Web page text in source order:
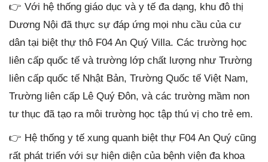
👉 Với hệ thống giáo dục và y tế đa dạng, khu đô thị
Dương Nội đã thực sự đáp ứng mọi nhu cầu của cư
dân tại biệt thự thô F04 An Quý Villa. Các trường học
liên cấp quốc tế và trường lớp chất lượng như Trường
liên cấp quốc tế Nhật Bản, Trường Quốc tế Việt Nam,
Trường liên cấp Lê Quý Đôn, và các trường mầm non
tư thục đã tạo ra môi trường học tập thú vị cho trẻ em.
👉 Hệ thống y tế xung quanh biệt thự F04 An Quý cũng
rất phát triển với sự hiện diện của bệnh viện đa khoa